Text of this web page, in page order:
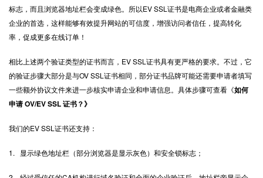
标志，而且浏览器地址栏会变成绿色。所以EV SSL证书是电商企业或者金融类
企业的首选，这样能够有效提升网站的可信度，增强访问者信任，提高转化
率，促成更多在线订单！
相比上述两个验证类型的证书而言，EV SSL证书具有更严格的要求。不过，它
的验证步骤大部分是与OV SSL证书相同，部分证书品牌可能还需要申请者填写
一些额外协议文件来进一步核实申请企业和申请信息。具体步骤可查看《如何
申请 OV/EV SSL 证书？》
我们的EV SSL证书还支持：
1. 显示绿色地址栏（部分浏览器是显示灰色）和安全锁标志；